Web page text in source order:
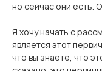
но сейчас они есть.
Я хочу начать с
является этот
что вы знаете, что